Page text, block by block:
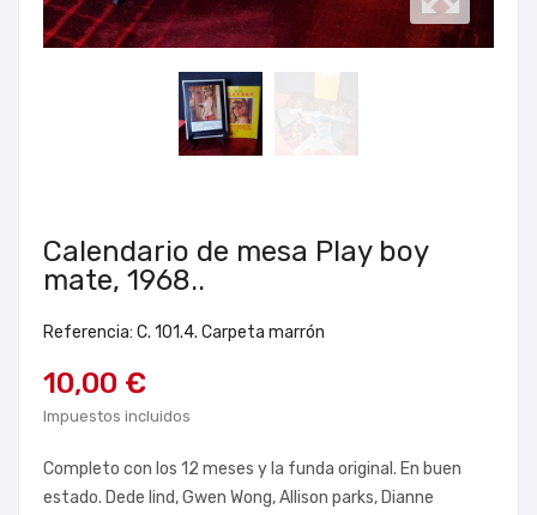
Calendario de mesa Play boy
mate, 1968..
Referencia: C. 101.4. Carpeta marrón
10,00 €
Impuestos incluidos
Completo con los 12 meses y la funda original. En buen
estado. Dede lind, Gwen Wong, Allison parks, Dianne